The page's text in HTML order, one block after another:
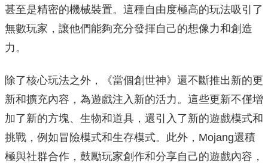
甚至是精密的機械裝置。這種自由度極高的玩法吸引了
無數玩家，讓他們能夠充分發揮自己的想像力和創造
力。
除了核心玩法之外，《當個創世神》還不斷推出新的更
新和擴充內容，為遊戲注入新的活力。這些更新不僅增
加了新的方塊、生物和道具，還引入了新的遊戲模式和
挑戰，例如冒險模式和生存模式。此外，Mojang還積
極與社群合作，鼓勵玩家創作和分享自己的遊戲內容，